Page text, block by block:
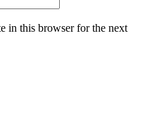
in this browser for the next